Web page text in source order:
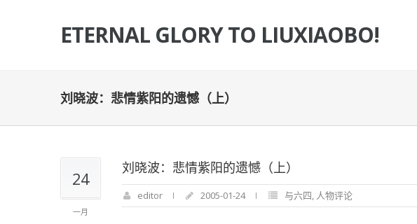
ETERNAL GLORY TO LIUXIAOBO!
刘晓波：悲情紫阳的遗憾（上）
24
一月
刘晓波：悲情紫阳的遗憾（上）
editor 2005-01-24 与六四, 人物评论